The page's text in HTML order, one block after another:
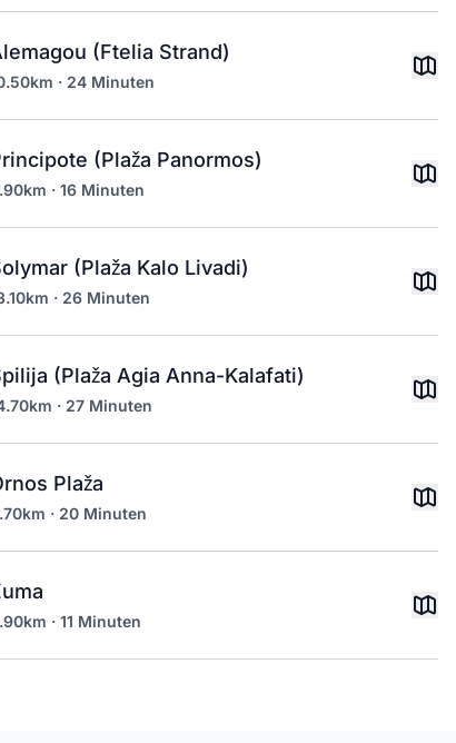
(Ftelia Strand)
· 24 Minuten
(Plaža Panormos)
· 16 Minuten
(Plaža Kalo Livadi)
· 26 Minuten
(Plaža Agia Anna-Kalafati)
· 27 Minuten
Plaža
· 20 Minuten
· 11 Minuten